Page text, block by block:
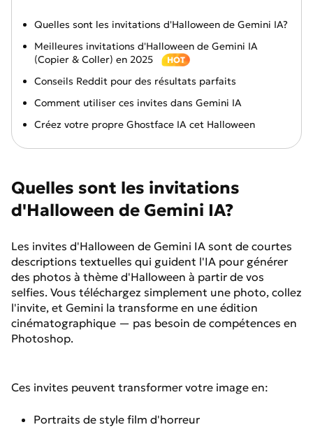
Quelles sont les invitations d'Halloween de Gemini IA?
Meilleures invitations d'Halloween de Gemini IA
(Copier & Coller) en 2025
HOT
Conseils Reddit pour des résultats parfaits
Comment utiliser ces invites dans Gemini IA
Créez votre propre Ghostface IA cet Halloween
Quelles sont les invitations
d'Halloween de Gemini IA?
Les invites d'Halloween de Gemini IA sont de courtes
descriptions textuelles qui guident l'IA pour générer
des photos à thème d'Halloween à partir de vos
selfies. Vous téléchargez simplement une photo, collez
l'invite, et Gemini la transforme en une édition
cinématographique — pas besoin de compétences en
Photoshop.
Ces invites peuvent transformer votre image en:
Portraits de style film d'horreur